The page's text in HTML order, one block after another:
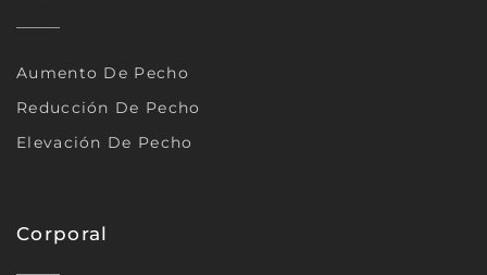
Aumento De Pecho
Reducción De Pecho
Elevación De Pecho
Corporal